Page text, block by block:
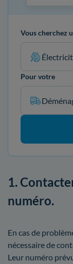
Vous cherchez
Pour votre
1.
numéro.
En cas de
nécessaire de
Leur numéro